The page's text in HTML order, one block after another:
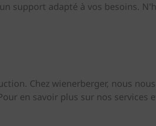
support adapté à vos besoins.
Chez wienerberger, nous
en savoir plus sur nos